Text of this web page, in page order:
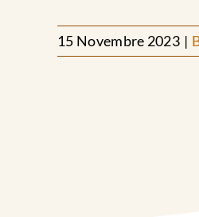
15 Novembre 2023 |